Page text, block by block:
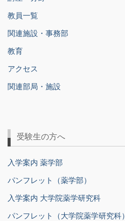
教員一覧
関連施設・事務部
教育
アクセス
関連部局・施設
受験生の方へ
入学案内 薬学部
パンフレット（薬学部）
入学案内 大学院薬学研究科
パンフレット（大学院薬学研究科）